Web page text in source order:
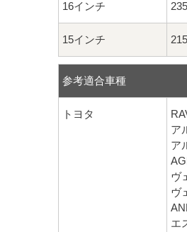
16インチ
15インチ
参考適合車種
トヨタ
ア
ア
ヴ
ヴ
エ